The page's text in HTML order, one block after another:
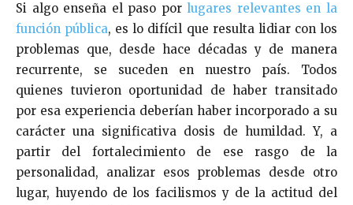
Si algo enseña el paso porlugares relevantes en la
función pública, es lo difícil que resulta lidiar con los
problemas que, desde hace décadas y de manera
recurrente, se suceden en nuestro país. Todos
quienes tuvieron oportunidad de haber transitado
por esa experiencia deberían haber incorporado a su
carácter una significativa dosis de humildad. Y, a
partir del fortalecimiento de ese rasgo de la
personalidad, analizar esos problemas desde otro
lugar, huyendo de los facilismos y de la actitud del